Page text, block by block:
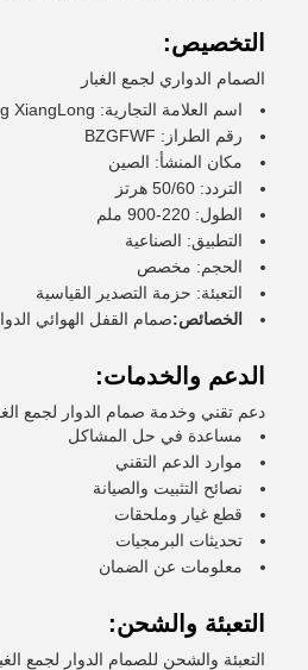
التخصيص:
الصمام الدواري لجمع الغبار
اسم العلامة التجارية: ChangHong XiangLong
رقم الطراز: BZGFWF
مكان المنشأ: الصين
التردد: 50/60 هرتز
الطول: 220-900 ملم
التطبيق: الصناعية
الحجم: مخصص
التعبئة: حزمة التصدير القياسية
الخصائص:صمام القفل الهوائي
الدعم والخدمات:
دعم تقني وخدمة صمام الدوار لجمع
مساعدة في حل المشاكل
موارد الدعم التقني
نصائح التثبيت والصيانة
قطع غيار وملحقات
تحديثات البرمجيات
معلومات عن الضمان
التعبئة والشحن:
التعبئة والشحن للصمام الدوار لجمع